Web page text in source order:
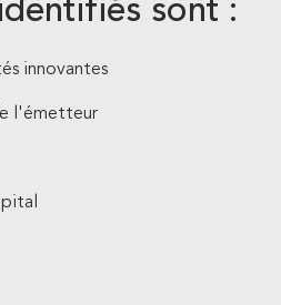
sont :
innovantes
l'émetteur